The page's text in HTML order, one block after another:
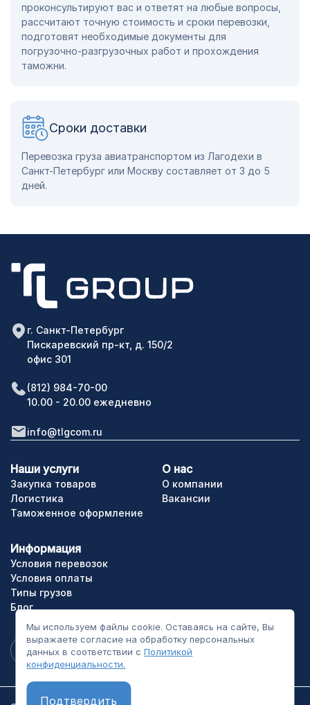
проконсультируют вас и ответят на любые вопросы,
рассчитают точную стоимость и сроки перевозки,
подготовят необходимые документы для
погрузочно-разгрузочных работ и прохождения
таможни.
Сроки доставки
Перевозка груза авиатранспортом из Лагодехи в
Санкт-Петербург или Москву составляет от 3 до 5
дней.
Мы используем файлы cookie. Оставаясь на сайте, Вы
выражаете согласие на обработку персональных
данных в соответствии сПолитикой
конфиденциальности.
Подтвердить
г. Санкт-Петербург
Пискаревский пр-кт, д. 150/2
офис 301
(812) 984-70-00
10.00 - 20.00 ежедневно
info@tlgcom.ru
Закупка товаров
Наши услуги
Логистика
Таможенное оформление
О нас
О компании
Вакансии
Информация
Условия перевозок
Условия оплаты
Типы грузов
Блог